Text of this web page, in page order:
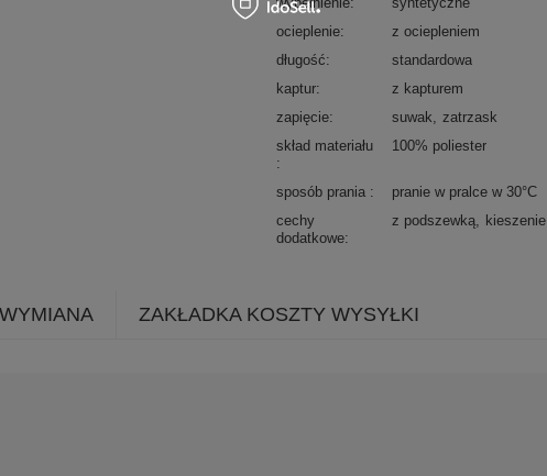
ocieplenie
z ociepleniem
długość
standardowa
kaptur
z kapturem
zapięcie
suwak
zatrzask
skład materiału
100% poliester
sposób prania
pranie w pralce w 30°C
cechy
dodatkowe
z podszewką kieszenie
ZAKŁADKA KOSZTY WYSYŁKI